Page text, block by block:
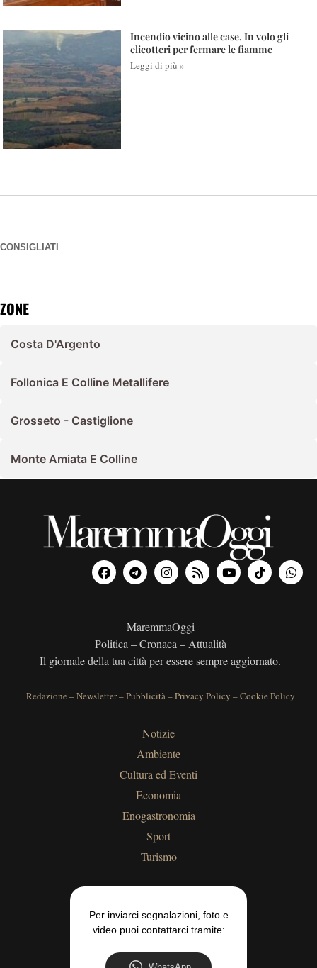
Incendio vicino alle case. In volo gli
elicotteri per fermare le fiamme
Leggi di più »
CONSIGLIATI
ZONE
Costa D'Argento
Follonica E Colline Metallifere
Grosseto - Castiglione
Monte Amiata E Colline
MaremmaOggi
Politica – Cronaca – Attualità
Il giornale della tua città per essere sempre aggiornato.
Redazione –Newsletter–Pubblicità–Privacy Policy –Cookie Policy
Notizie
Ambiente
Cultura ed Eventi
Economia
Enogastronomia
Sport
Turismo
Per inviarci segnalazioni, foto e
video puoi contattarci tramite: